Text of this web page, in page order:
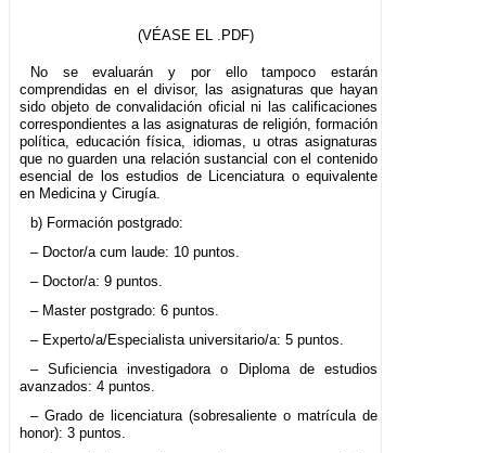
(VÉASE EL .PDF)
No se evaluarán y por ello tampoco estarán
comprendidas en el divisor, las asignaturas que hayan
sido objeto de convalidación oficial ni las calificaciones
correspondientes a las asignaturas de religión, formación
política, educación física, idiomas, u otras asignaturas
que no guarden una relación sustancial con el contenido
esencial de los estudios de Licenciatura o equivalente
en Medicina y Cirugía.
b) Formación postgrado:
– Doctor/a cum laude: 10 puntos.
– Doctor/a: 9 puntos.
– Master postgrado: 6 puntos.
– Experto/a/Especialista universitario/a: 5 puntos.
– Suficiencia investigadora o Diploma de estudios
avanzados: 4 puntos.
– Grado de licenciatura (sobresaliente o matrícula de
honor): 3 puntos.